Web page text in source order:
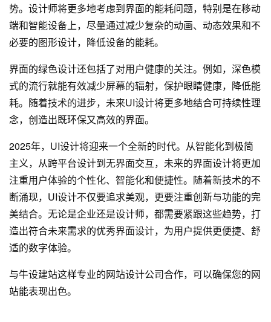
势。设计师将更多地考虑到界面的能耗问题，特别是在移动
端和智能设备上，尽量通过减少复杂的动画、动态效果和不
必要的图形设计，降低设备的能耗。
界面的绿色设计还包括了对用户健康的关注。例如，深色模
式的流行就能有效减少屏幕的辐射，保护眼睛健康，降低能
耗。随着技术的进步，未来UI设计将更多地结合可持续性理
念，创造出既环保又高效的界面。
2025年，UI设计将迎来一个全新的时代。从智能化到极简
主义，从跨平台设计到无界面交互，未来的界面设计将更加
注重用户体验的个性化、智能化和便捷性。随着新技术的不
断涌现，UI设计不仅要追求美观，更要注重创新与功能的完
美结合。无论是企业还是设计师，都需要紧跟这些趋势，打
造出符合未来需求的优秀界面设计，为用户提供更便捷、舒
适的数字体验。
与牛设建站这样专业的网站设计公司合作，可以确保您的网
站能表现出色。